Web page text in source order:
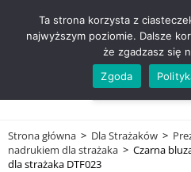
ZADZWOŃ TEL.
Strona główna > Dla Strażaków >
nadrukiem dla strażaka > Czarna
dla strażaka DTF023
Ta strona korzysta z
najwyższym poziomie. Dalsze
że zgadzasz się
Zgoda